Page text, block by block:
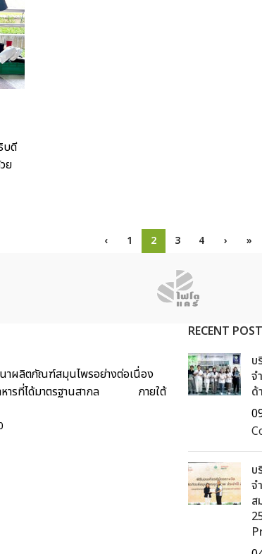
บดี
ย
‹ 1 2 3 4 › »
าผลิตภัณฑ์สมุนไพรอย่างต่อเนื่อง
อาหารที่ได้มาตรฐานสากล ภายใต้
RECENT
บ
จ
ด้
บ
จ
ส